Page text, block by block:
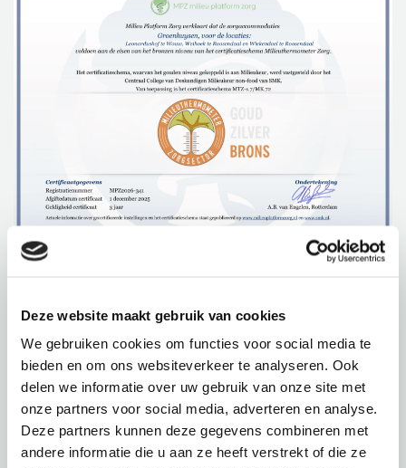
Deze website maakt gebruik van cookies
We gebruiken cookies om functies voor social media te
bieden en om ons websiteverkeer te analyseren. Ook
delen we informatie over uw gebruik van onze site met
onze partners voor social media, adverteren en analyse.
Deze partners kunnen deze gegevens combineren met
andere informatie die u aan ze heeft verstrekt of die ze
Groenhuysen heeft door het invullen van de CO2
reductietool berekend wat het effect is van de
maatregelen die Groenhuysen heeft doorgevoerd en
waarmee energiebesparing kan worden behaald. Dit
wordt uitgedrukt in de CO2 footprint zoals in
onderstaande afbeelding zichtbaar is. Door het invoeren